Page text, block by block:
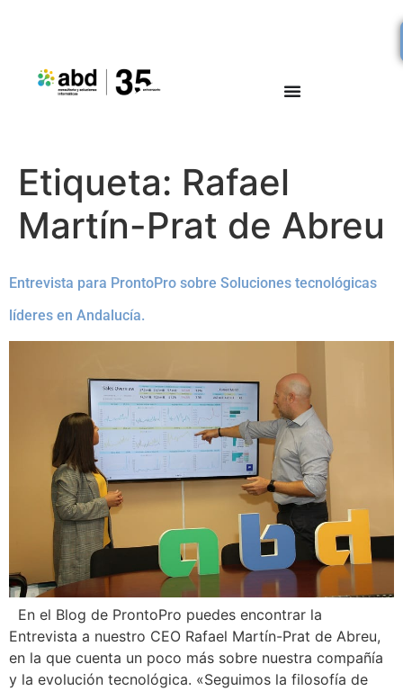
Etiqueta: Rafael
Martín-Prat de Abreu
Entrevista para ProntoPro sobre Soluciones tecnológicas
líderes en Andalucía.
En el Blog de ProntoPro puedes encontrar la
Entrevista a nuestro CEO Rafael Martín-Prat de Abreu,
en la que cuenta un poco más sobre nuestra compañía
y la evolución tecnológica. «Seguimos la filosofía de